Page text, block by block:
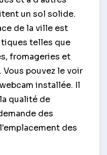
un sol solide.
de la ville est
telles que
fromageries et
pouvez le voir
installée. Il
qualité de
des
des